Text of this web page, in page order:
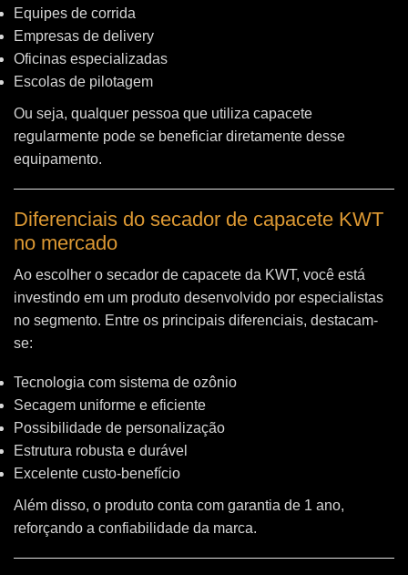
Equipes de corrida
Empresas de delivery
Oficinas especializadas
Escolas de pilotagem
Ou seja, qualquer pessoa que utiliza capacete
regularmente pode se beneficiar diretamente desse
equipamento.
Diferenciais do secador de capacete KWT
no mercado
Ao escolher o secador de capacete da KWT, você está
investindo em um produto desenvolvido por especialistas
no segmento. Entre os principais diferenciais, destacam-
se:
Tecnologia com sistema de ozônio
Secagem uniforme e eficiente
Possibilidade de personalização
Estrutura robusta e durável
Excelente custo-benefício
Além disso, o produto conta com garantia de 1 ano,
reforçando a confiabilidade da marca.